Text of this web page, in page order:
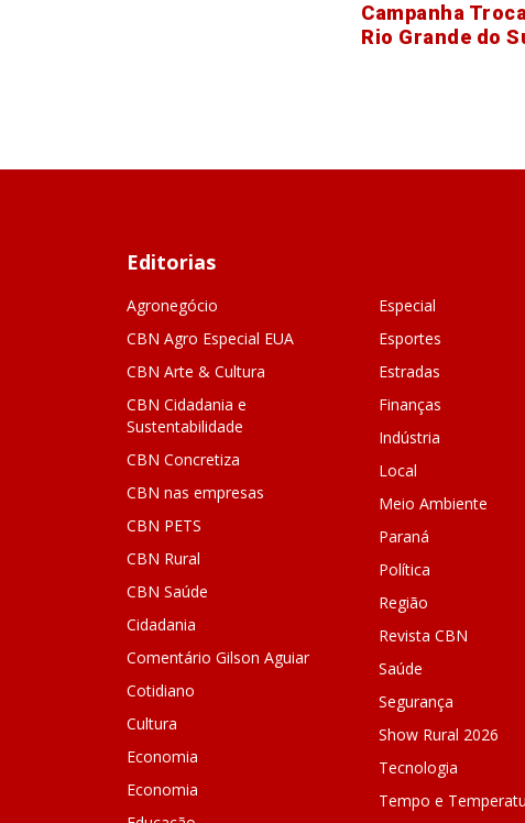
Campanha
Rio Grande do
Editorias
Agronegócio
CBN Agro Especial EUA
CBN Arte & Cultura
CBN Cidadania e
Sustentabilidade
CBN Concretiza
CBN nas empresas
CBN PETS
CBN Rural
CBN Saúde
Cidadania
Comentário Gilson Aguiar
Cotidiano
Cultura
Economia
Economia
Especial
Esportes
Estradas
Finanças
Indústria
Local
Meio Ambiente
Paraná
Política
Região
Revista CBN
Saúde
Segurança
Show Rural 2026
Tecnologia
Tempo e